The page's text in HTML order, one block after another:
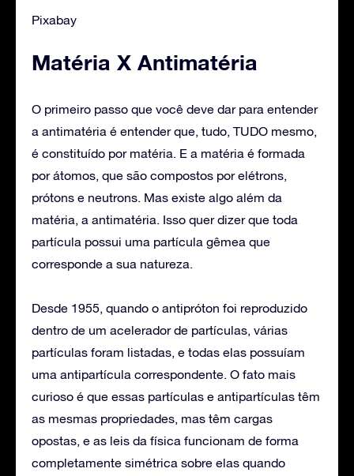
Pixabay
Matéria X Antimatéria
‌O primeiro passo que você deve dar para entender
a antimatéria é entender que, tudo, TUDO mesmo,
é constituído por matéria. E a matéria é formada
por átomos, que são compostos por elétrons,
prótons e neutrons. Mas existe algo além da
matéria, a antimatéria. Isso quer dizer que toda
partícula possui uma partícula gêmea que
corresponde a sua natureza.
Desde 1955, quando o antipróton foi reproduzido
dentro de um acelerador de partículas, várias
partículas foram listadas, e todas elas possuíam
uma antipartícula correspondente. O fato mais
curioso é que essas partículas e antipartículas têm
as mesmas propriedades, mas têm cargas
opostas, e as leis da física funcionam de forma
completamente simétrica sobre elas quando